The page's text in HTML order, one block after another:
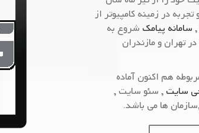
در زمینه کامپیوتر از
,سامانه پیامک شروع به
تهران و مازندران
هم اکنون آماده
سایت, سئو سایت ,
ها می باشد.